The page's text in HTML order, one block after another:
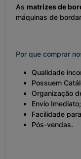
As matrizes de
máquinas de
Por que comprar
Qualidade
Possuem
Organização
Envio Imediato;
Facilidade
Pós-vendas.